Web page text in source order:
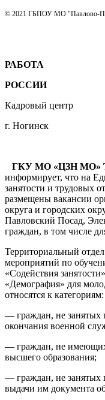
© 2021 ГБПОУ МО "Павлово-
РАБОТА
РОССИИ
Кадровый центр
г. Ногинск
ГКУ МО «ЦЗН МО»
информирует, что на
занятости и трудовых
размещены вакансии
округа и городских
Павловский Посад,
граждан, в том числе
Территориальный
мероприятий по
«Содействия
«Демография» для
относятся к категориям:
— граждан, не занятых
окончания военной
— граждан, не имеющих
высшего образования;
— граждан, не занятых
выдачи им документа